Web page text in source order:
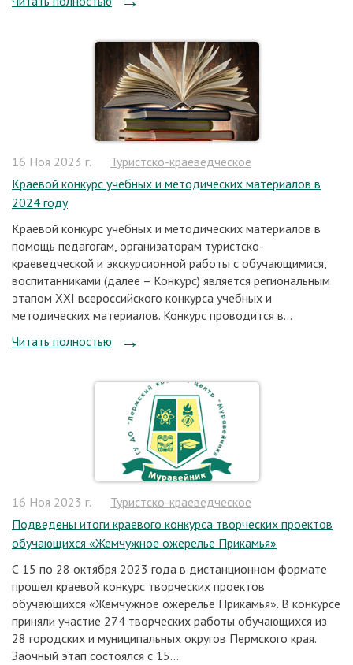
16 Ноя 2023 г.
Туристско-краеведческое
Краевой конкурс учебных и методических материалов в
2024 году
Краевой конкурс учебных и методических материалов в
помощь педагогам, организаторам туристско-
краеведческой и экскурсионной работы с обучающимися,
воспитанниками (далее – Конкурс) является региональным
этапом XXI всероссийского конкурса учебных и
методических материалов. Конкурс проводится в...
Читать полностью
16 Ноя 2023 г.
Туристско-краеведческое
Подведены итоги краевого конкурса творческих проектов
обучающихся «Жемчужное ожерелье Прикамья»
С 15 по 28 октября 2023 года в дистанционном формате
прошел краевой конкурс творческих проектов
обучающихся «Жемчужное ожерелье Прикамья». В конкурсе
приняли участие 274 творческих работы обучающихся из
28 городских и муниципальных округов Пермского края.
Заочный этап состоялся с 15...